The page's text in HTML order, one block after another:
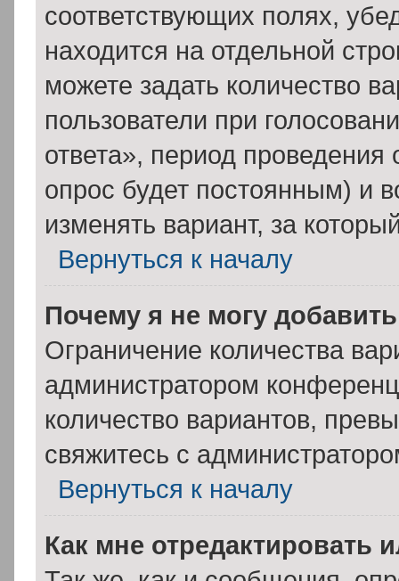
соответствующих полях,
находится на отдельной
можете задать количество
пользователи при
ответа», период проведения
опрос будет постоянным) и
изменять вариант, за
Вернуться к началу
Почему я не могу
Ограничение количества
администратором
количество вариантов,
свяжитесь с
Вернуться к началу
Как мне отредактировать